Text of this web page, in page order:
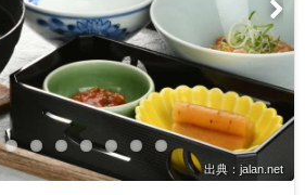
出典：jalan.net